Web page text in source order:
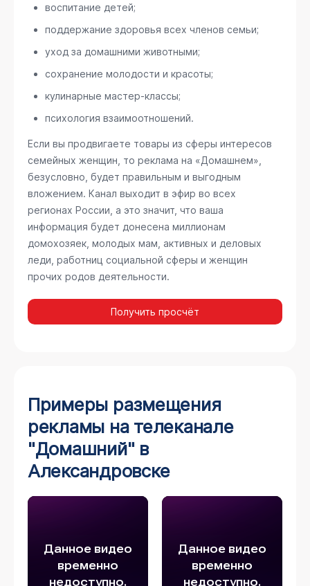
воспитание детей;
поддержание здоровья всех членов семьи;
уход за домашними животными;
сохранение молодости и красоты;
кулинарные мастер-классы;
психология взаимоотношений.
Если вы продвигаете товары из сферы интересов
семейных женщин, то реклама на «Домашнем»,
безусловно, будет правильным и выгодным
вложением. Канал выходит в эфир во всех
регионах России, а это значит, что ваша
информация будет донесена миллионам
домохозяек, молодых мам, активных и деловых
леди, работниц социальной сферы и женщин
прочих родов деятельности.
Получить просчёт
Примеры размещения
рекламы на телеканале
"Домашний" в
Александровске